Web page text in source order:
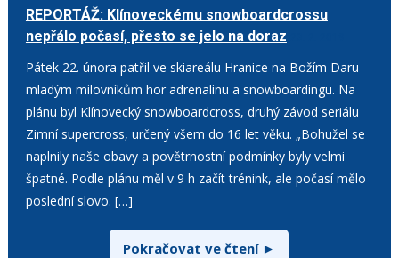
REPORTÁŽ: Klínoveckému snowboardcrossu
nepřálo počasí, přesto se jelo na doraz
Pátek 22. února patřil ve skiareálu Hranice na Božím Daru
mladým milovníkům hor adrenalinu a snowboardingu. Na
plánu byl Klínovecký snowboardcross, druhý závod seriálu
Zimní supercross, určený všem do 16 let věku. „Bohužel se
naplnily naše obavy a povětrnostní podmínky byly velmi
špatné. Podle plánu měl v 9 h začít trénink, ale počasí mělo
poslední slovo. […]
Pokračovat ve čtení ►